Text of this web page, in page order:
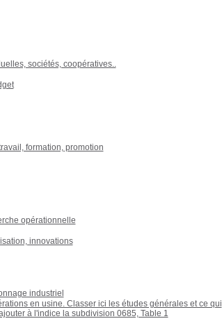
sociétés, coopératives..
formation, promotion
opérationnelle
innovations
industriel
en usine. Classer ici les études générales et ce qui
à l'indice la subdivision 0685, Table 1